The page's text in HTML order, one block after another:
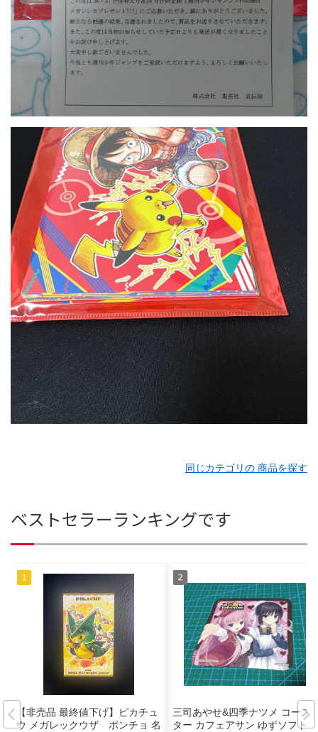
同じカテゴリの 商品を探す
ベストセラーランキングです
【非売品 最終値下げ】ピカチュ
ウ メガレックウザ ポンチョ 名
三司あやせ&四季ナツメ コース
ター カフェアサン ゆずソフトコ